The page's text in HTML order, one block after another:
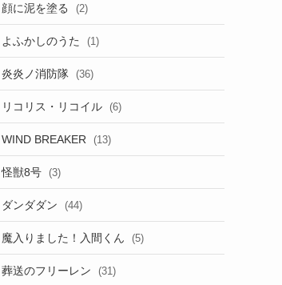
顔に泥を塗る (2)
よふかしのうた (1)
炎炎ノ消防隊 (36)
リコリス・リコイル (6)
WIND BREAKER (13)
怪獣8号 (3)
ダンダダン (44)
魔入りました！入間くん (5)
葬送のフリーレン (31)